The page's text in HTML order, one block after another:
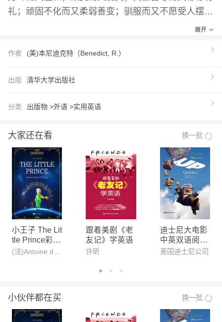
礼；顽固不化而又柔弱善变；驯服而又不愿受人摆
布；忠贞而又易于叛变；勇敢而又懦弱；保守而又十
地关注，被视为研究日本有见地的作品，被公认为了
俗的文学读本，引该书对当代中国的读者，特别是青
事概况，而提高阅读速度和阅读水平，在每章的始部
【作者】
鲁思·本尼迪克特(RuthBenedict，1887-1948)，美国
著名文化人类学家、诗人。《菊与刀》是本尼迪克特
的代表作，是第二次世界大战后受命于美国政府完成
的对日本社会及民族性格的研究报告，旨在为美国管
理战败后的日本提供参考。本尼迪克特根据文化类型
理论，运用文化人类学的方法，调查了战时在美国的
日本人，同时也查阅了大量有关日本的文学、艺术、
学术作品，完成了报告。《菊与刀》是美国改造日
本、分析日本的指导书，书中的观极大地影响了战后
展开
作者 (美)本尼迪克特（Benedict, R.）
出版 清华大学出版社
分类 出版物 >外语 >实用英语
大家还在看 换一批
小王子 The Lit
tle Prince彩色
全英文插图版(法)Antoine de Saint-Exupéry（安东尼.德.圣埃克苏佩里）
跟着美剧《老
友记》学英语
许昕
迪士尼大电影
中英双语阅读·
飞屋环游记
美国迪士尼公司
小伙伴都在买 换一批